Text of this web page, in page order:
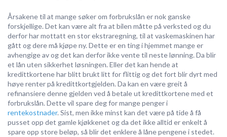
Årsakene til at mange søker om forbrukslån er nok ganske
forskjellige. Det kan være alt fra at bilen måtte på verksted og du
derfor har mottatt en stor ekstraregning, til at vaskemaskinen har
gått og dere må kjøpe ny. Dette er en ting i hjemmet mange er
avhengige av og det kan derfor ikke vente til neste lønning. Da blir
et lån uten sikkerhet løsningen. Eller det kan hende at
kredittkortene har blitt brukt litt for flittig og det fort blir dyrt med
høye renter på kredittkortgjelden. Da kan en være greit å
refinansiere denne gjelden ved å betale ut kredittkortene med et
forbrukslån. Dette vil spare deg for mange penger i
rentekostnader. Sist, men ikke minst kan det være på tide å få
pusset opp det gamle kjøkkenet og da det ikke alltid er enkelt å
spare opp store beløp, så blir det enklere å låne pengene i stedet.